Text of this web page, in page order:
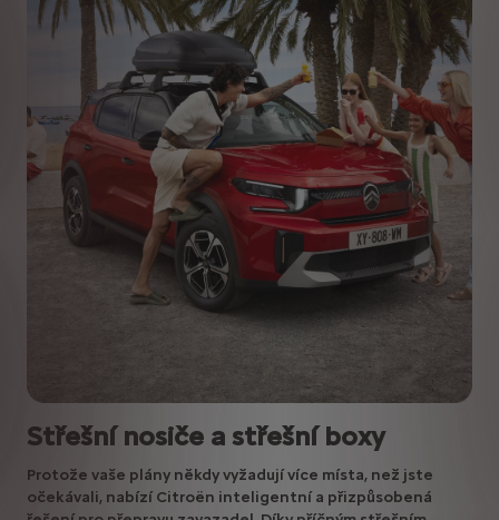
Střešní nosiče a střešní boxy
Protože vaše plány někdy vyžadují více místa, než jste
očekávali, nabízí Citroën inteligentní a přizpůsobená